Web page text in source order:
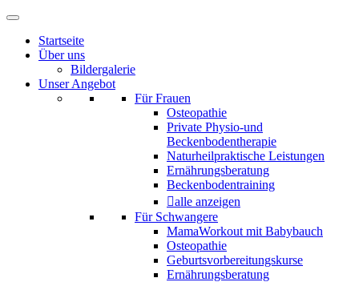
Startseite
Über uns
Bildergalerie
Unser Angebot
Für Frauen
Osteopathie
Private Physio-und
Beckenbodentherapie
Naturheilpraktische Leistungen
Ernährungsberatung
Beckenbodentraining
alle anzeigen
Für Schwangere
MamaWorkout mit Babybauch
Osteopathie
Geburtsvorbereitungskurse
Ernährungsberatung